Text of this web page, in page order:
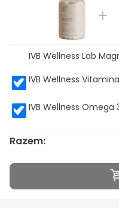
IVB Wellness Lab
IVB Wellness
IVB Wellness Omega
Razem: